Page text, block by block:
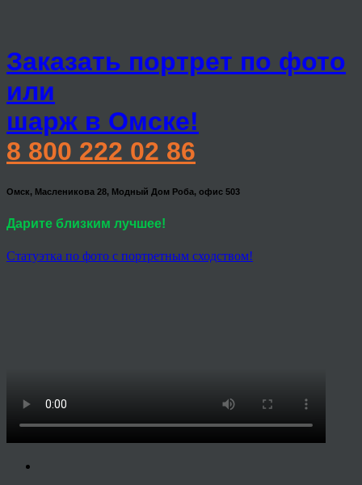
Заказать портрет по фото
или
шарж в Омске!
8 800 222 02 86
Омск, Масленикова 28, Модный Дом Роба, офис 503
Дарите близким лучшее!
Статуэтка по фото с портретным сходством!